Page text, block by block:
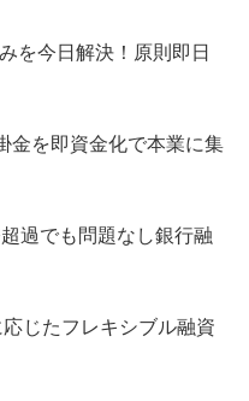
を今日解決！原則即日
金を即資金化で本業に集
過でも問題なし銀行融
じたフレキシブル融資